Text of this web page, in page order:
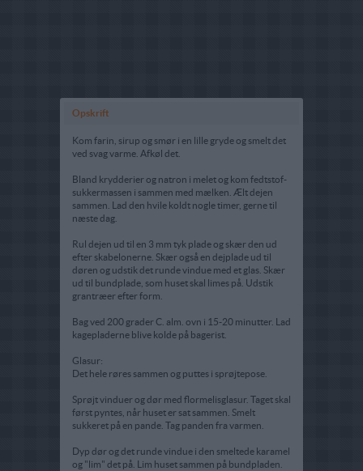
Opskrift
Kom farin, sirup og smør i en lille gryde og smelt det
ved svag varme. Afkøl det.
Bland krydderier og natron i melet og kom fedtstof-
sukkermassen i sammen med mælken. Ælt dejen
sammen. Lad den hvile koldt nogle timer, gerne til
næste dag.
Rul dejen ud til en 3 mm tyk plade og skær den ud
efter skabelonerne. Skær også en dejplade ud til
døren og udstik det runde vindue med et glas. Skær
ud til bundplade, som huset skal limes på. Udstik
grantræer efter form.
Bag ved 200 grader C. alm. ovn i 15-20 minutter. Lad
kagepladerne blive kolde på bagerist.
Glasur:
Det hele røres sammen og puttes i sprøjtepose.
Sprøjt vinduer og dør med flormelisglasur. Taget skal
først pyntes, når huset er sat sammen. Smelt
sukkeret på en pande. Tag panden fra varmen.
Dyp dør og det runde vindue i den smeltede karamel
og "lim" det på. Lim huset sammen på bundpladen.